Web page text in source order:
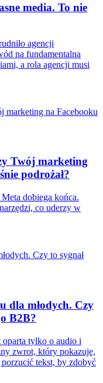
media. To nie
agencji
na fundamentalną
a rola agencji musi
Twój marketing
podrożał?
dobiega końca.
co uderzy w
dla młodych. Czy
B2B?
oparta tylko o audio i
zwrot, który pokazuje,
tekst, by zdobyć